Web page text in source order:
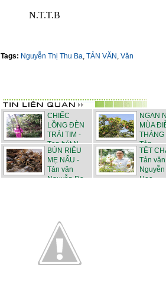
N.T.T.B
Tags: Nguyễn Thị Thu Ba, TẢN VĂN , Văn
CHIẾC
LỒNG ĐÈN
TRÁI TIM -
Tạp bút N...
NGAN
MÙA
THÁNG
Tản ...
BÚN RIÊU
MẸ NẤU -
Tản văn
Nguyễn Đạ...
TẾT
Tản văn
Học